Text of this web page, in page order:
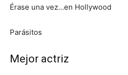
Érase una vez…en Hollywood
Parásitos
Mejor actriz